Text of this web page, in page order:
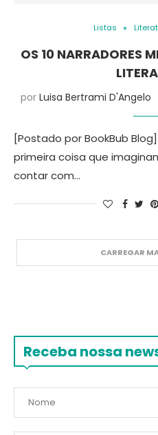
Listas
OS 10 NARRADORES
por Luisa Bertrami D'Angelo
[Postado por BookBub
primeira coisa que
contar com…
CARREGAR
Receba nossa